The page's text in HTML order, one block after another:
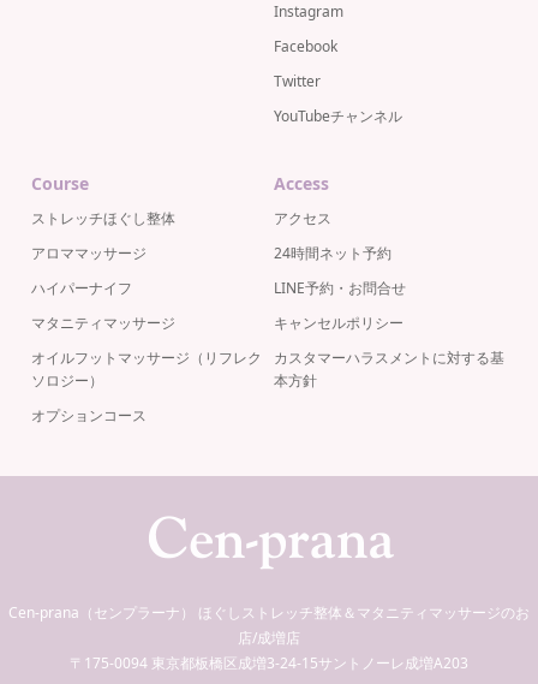
Instagram
Facebook
Twitter
YouTubeチャンネル
Course
ストレッチほぐし整体
アロママッサージ
ハイパーナイフ
マタニティマッサージ
オイルフットマッサージ（リフレク
ソロジー）
オプションコース
Access
アクセス
24時間ネット予約
LINE予約・お問合せ
キャンセルポリシー
カスタマーハラスメントに対する基
本方針
Cen-prana（センプラーナ） ほぐしストレッチ整体＆マタニティマッサージのお
店/成増店
〒175-0094 東京都板橋区成増3-24-15サントノーレ成増A203